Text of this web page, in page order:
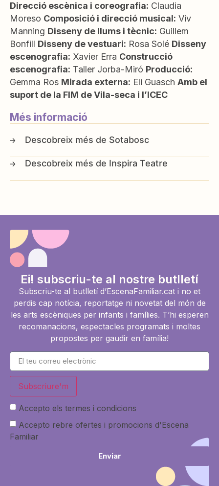
Direcció escènica i coreografia: Claudia
Moreso Composició i direcció musical: Viv
Manning Disseny de llums i tècnic: Guillem
Bonfill Disseny de vestuari: Rosa Solé Disseny
escenografia: Xavier Erra Construcció
escenografia: Taller Jorba-Miró Producció:
Gemma Ros Mirada externa: Eli Guasch Amb el
suport de la FIM de Vila-seca i l’ICEC
Més informació
Sotabosc
Inspira Teatre
Ei! subscriu-te al nostre butlletí
Subscriu-te al butlletí d’EscenaFamiliar.cat i no et
perdis cap notícia, reportatge ni novetat del món de
les arts escèniques per infants i famílies. T’hi esperen
recomanacions, espectacles programats i moltes
propostes per gaudir en família!
Subscriure'm
Accepto els termes i condicions
Accepto rebre ofertes i promocions d'Escena
Familiar
Enviar